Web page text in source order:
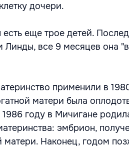
дочери.
еще трое детей.
Линды, все 9 месяцев она
применили в
матери была
1986 году в Мичигане
эмбрион,
матери. Наконец, годом